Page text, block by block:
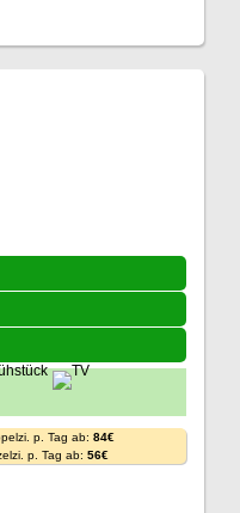
p. Tag ab: 84€
p. Tag ab: 56€